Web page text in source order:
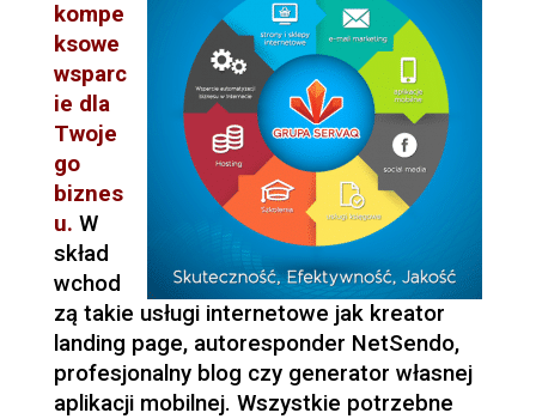
kompe
ksowe
wsparc
ie dla
Twoje
go
biznes
u. W
skład
wchod
zą takie usługi internetowe jak kreator
landing page, autoresponder NetSendo,
profesjonalny blog czy generator własnej
aplikacji mobilnej. Wszystkie potrzebne